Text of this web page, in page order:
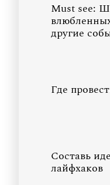
Must see:
другие
Где
Составь
лайфхаков